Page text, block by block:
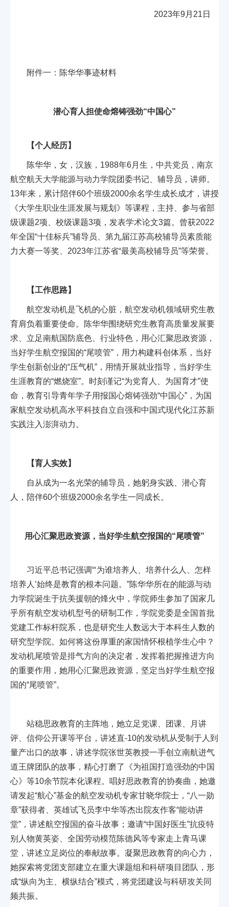
2023年9月21日
附件一：陈华华事迹材料
潜心育人担使命熔铸强劲“中国心”
【个人经历】
陈华华，女，汉族，1988年6月生，中共党员，南京
航空航天大学能源与动力学院团委书记、辅导员，讲师。
13年来，累计陪伴60个班级2000余名学生成长成才，讲授
《大学生职业生涯发展与规划》等课程，主持、参与省部
级课题2项、校级课题3项，发表学术论文3篇。曾获2022
年全国“十佳标兵”辅导员、第九届江苏高校辅导员素质能
力大赛一等奖、2023年江苏省“最美高校辅导员”等荣誉。
【工作思路】
航空发动机是飞机的心脏，航空发动机领域研究生教
育肩负着重要使命。陈华华围绕研究生教育高质量发展要
求、立足南航国防底色、行业特色，用心汇聚思政资源，
当好学生航空报国的“尾喷管”，用力构建科创体系，当好
学生创新创业的“压气机”，用情开展就业指导，当好学生
生涯教育的“燃烧室”。时刻谨记“为党育人、为国育才”使
命，教育引导青年学子用报国心熔铸强劲“中国心”，为国
家航空发动机高水平科技自立自强和中国式现代化江苏新
实践注入澎湃动力。
【育人实效】
自从成为一名光荣的辅导员，她躬身实践、潜心育
人，陪伴60个班级2000余名学生一同成长。
用心汇聚思政资源，当好学生航空报国的“尾喷管”
习近平总书记强调“‘为谁培养人、培养什么人、怎样
培养人’始终是教育的根本问题。”陈华华所在的能源与动
力学院诞生于抗美援朝的烽火中，学院师生参加了国家几
乎所有航空发动机型号的研制工作，学院党委是全国首批
党建工作标杆院系，也是研究生人数远大于本科生人数的
研究型学院。如何将这份厚重的家国情怀根植学生心中？
发动机尾喷管是排气方向的决定者，发挥着把握推进方向
的重要作用，她用心汇聚思政资源，坚定当好学生航空报
国的“尾喷管”。
站稳思政教育的主阵地，她立足党课、团课、月讲
评、信仰公开课等平台，讲述直-10的发动机从受制于人到
量产出口的故事，讲述学院张世英教授一手创立南航进气
道王牌团队的故事，精心打磨了《为祖国打造强劲的中国
心》等10余节院本化课程。唱好思政教育的协奏曲，她邀
请发起“航心”基金的航空发动机专家甘晓华院士，“八一勋
章”获得者、英雄试飞员李中华等杰出院友作客“能动讲
堂”，讲述航空报国的奋斗故事；邀请“中国好医生”抗疫特
别人物黄英姿、全国劳动模范陈德风等专家走上青马课
堂，讲述立足岗位的奉献故事。凝聚思政教育的向心力，
她探索将党团支部建立在重大课题组和科研项目团队，形
成“纵向为主、横纵结合”模式，将党团建设与科研攻关同
频共振。